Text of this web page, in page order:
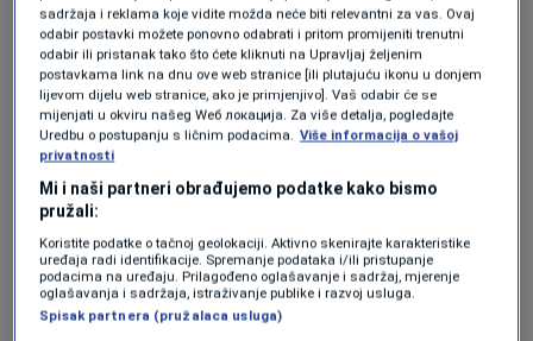
Dodao je da ovakvim "uspjesima" Trump neće
uspjeti dobiti Nobelovu nagradu za mir.
Kremlj je rekao u nedjelju da ruski predsjednik
Vladimir Putin nema planova o razgovoru s
Trumpom nakon američkih napada.
No dodao je da se telefonski poziv može brzo
organizirati, prenijela je agencija TASS.
sadržaja i reklama koje vidite možda neće biti relevantni za vas. Ovaj
odabir postavki možete ponovno odabrati i pritom promijeniti trenutni
odabir ili pristanak tako što ćete kliknuti na Upravljaj željenim
postavkama link na dnu ove web stranice [ili plutajuću ikonu u donjem
lijevom dijelu web stranice, ako je primjenjivo]. Vaš odabir će se
mijenjati u okviru našeg Wеб локација. Za više detalja, pogledajte
Uredbu o postupanju s ličnim podacima. Više informacija o vašoj
privatnosti
Mi i naši partneri obrađujemo podatke kako bismo
pružali:
Koristite podatke o tačnoj geolokaciji. Aktivno skenirajte karakteristike
uređaja radi identifikacije. Spremanje podataka i/ili pristupanje
podacima na uređaju. Prilagođeno oglašavanje i sadržaj, mjerenje
oglašavanja i sadržaja, istraživanje publike i razvoj usluga.
Spisak partnera (pružalaca usluga)